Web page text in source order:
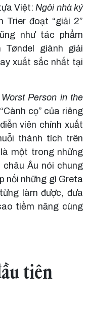
Việt:Ngôi nhà ký
Trier đoạt “giải 2”
như tác phẩm
giành giải
xuất sắc nhất tại
Person in the
cọ” của riêng
viên chính xuất
thành tích trên
một trong những
Âu nói chung
nối những gì Greta
làm được, đưa
tiềm năng cùng
tiên